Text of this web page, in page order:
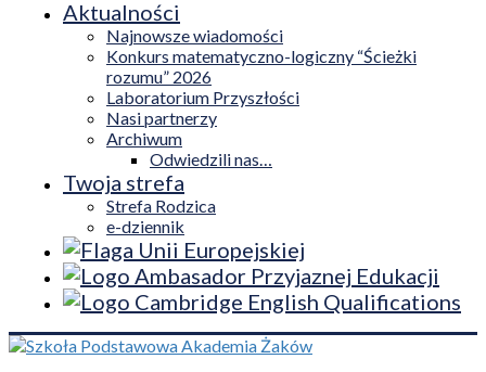
Aktualności
Najnowsze wiadomości
Konkurs matematyczno-logiczny “Ścieżki
rozumu” 2026
Laboratorium Przyszłości
Nasi partnerzy
Archiwum
Odwiedzili nas…
Twoja strefa
Strefa Rodzica
e-dziennik